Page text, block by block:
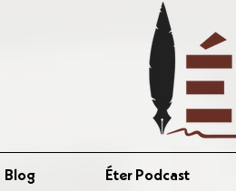
Blog Éter Podcast